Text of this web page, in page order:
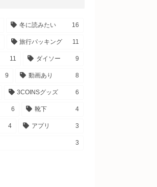
冬に読みたい 16
旅行パッキング 11
11 ダイソー 9
9 動画あり 8
3COINSグッズ 6
6 靴下 4
4 アプリ 3
3